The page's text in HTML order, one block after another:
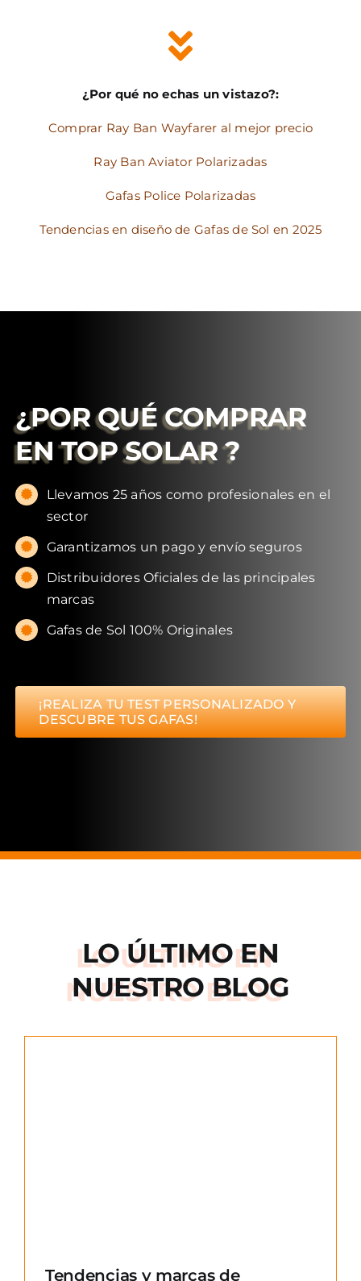
¿Por qué no echas un vistazo?:
Comprar Ray Ban Wayfarer al mejor precio
Ray Ban Aviator Polarizadas
Gafas Police Polarizadas
Tendencias en diseño de Gafas de Sol en 2025
¿POR QUÉ COMPRAR
EN TOP SOLAR ?
Llevamos 25 años como profesionales en el
sector
Garantizamos un pago y envío seguros
Distribuidores Oficiales de las principales
marcas
Gafas de Sol 100% Originales
¡REALIZA TU TEST PERSONALIZADO Y
DESCUBRE TUS GAFAS!
LO ÚLTIMO EN
NUESTRO BLOG
Tendencias y marcas de